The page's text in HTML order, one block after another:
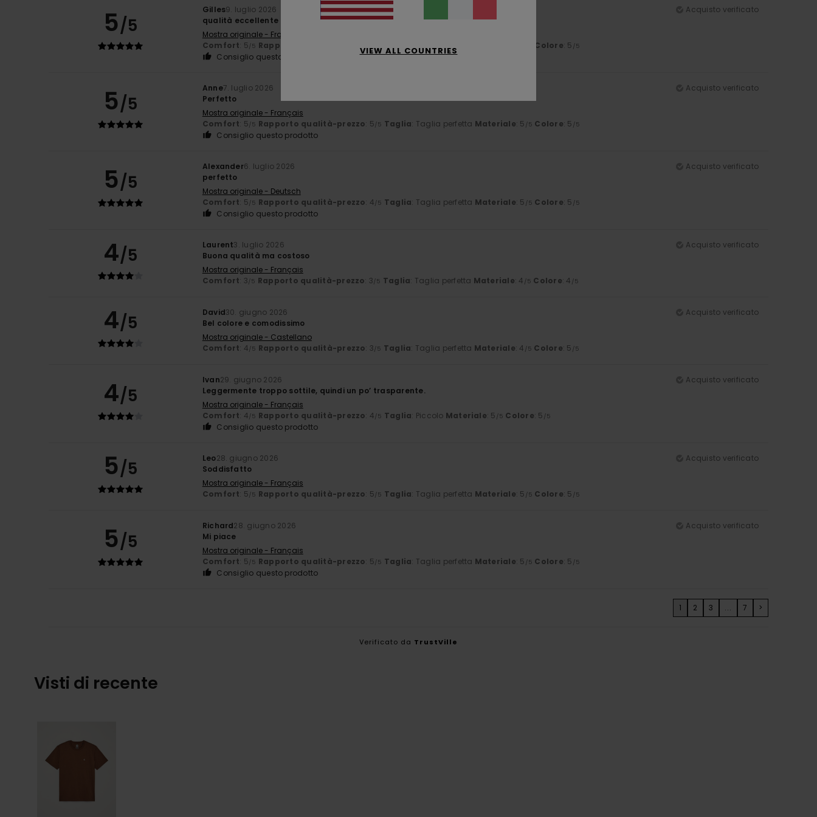
5/5
Gilles9. luglio 2026
Acquisto verificato
qualità eccellente
Mostra originale - Français
Comfort: 5 /5 Rapporto qualità-prezzo Colore: 5 /5
Consiglio questo prodotto
5/5
Anne7. luglio 2026
Acquisto verificato
Perfetto
Mostra originale - Français
Comfort: 5 /5 Rapporto qualità-prezzo: 5 /5 Taglia: Taglia perfetta Materiale: 5 /5 Colore: 5 /5
Consiglio questo prodotto
5/5
Alexander6. luglio 2026
Acquisto verificato
perfetto
Mostra originale - Deutsch
Comfort: 5 /5 Rapporto qualità-prezzo: 4 /5 Taglia: Taglia perfetta Materiale: 5 /5 Colore: 5 /5
Consiglio questo prodotto
4/5 Laurent3. luglio 2026
Acquisto verificato
Buona qualità ma costoso
Mostra originale - Français
Comfort: 3 /5 Rapporto qualità-prezzo: 3 /5 Taglia: Taglia perfetta Materiale: 4 /5 Colore: 4 /5
4/5 David30. giugno 2026
Acquisto verificato
Bel colore e comodissimo
Mostra originale - Castellano
Comfort: 4 /5 Rapporto qualità-prezzo: 3 /5 Taglia: Taglia perfetta Materiale: 4 /5 Colore: 5 /5
4/5
Ivan29. giugno 2026
Acquisto verificato
Leggermente troppo sottile, quindi un po’ trasparente.
Mostra originale - Français
Comfort: 4 /5 Rapporto qualità-prezzo: 4 /5 Taglia: Piccolo Materiale: 5 /5 Colore: 5 /5
Consiglio questo prodotto
5/5 Leo28. giugno 2026
Acquisto verificato
Soddisfatto
Mostra originale - Français
Comfort: 5 /5 Rapporto qualità-prezzo: 5 /5 Taglia: Taglia perfetta Materiale: 5 /5 Colore: 5 /5
5/5
Richard28. giugno 2026
Acquisto verificato
Mi piace
Mostra originale - Français
Comfort: 5 /5 Rapporto qualità-prezzo: 5 /5 Taglia: Taglia perfetta Materiale: 5 /5 Colore: 5 /5
Consiglio questo prodotto
1 2 3 ... 7 >
Verificato da TrustVille
Visti di recente
VIEW ALL COUNTRIES